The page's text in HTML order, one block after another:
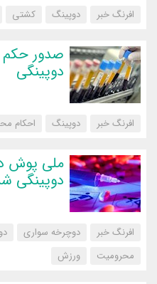
افرنگ خبر دوپینگ کشتی
دوپینگی
افرنگ خبر دوپینگ احکام
ملی پوش
دوپینگی
افرنگ خبر دوچرخه سواری
محرومیت
‌ورزش